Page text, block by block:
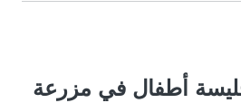
أطفال في مزرعة